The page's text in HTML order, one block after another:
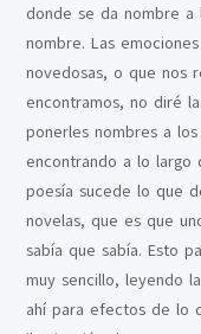
donde se da nombre a
nombre. Las
novedosas, o que nos
encontramos, no diré
ponerles nombres a
encontrando a lo largo
poesía sucede lo que
novelas, que es que
sabía que sabía. Esto
muy sencillo, leyendo
ahí para efectos de lo